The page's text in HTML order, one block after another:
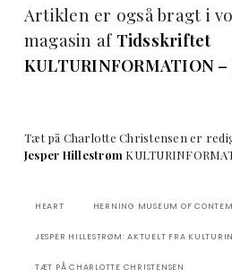
Artiklen er også bragt i
magasin af Tidsskriftet
KULTURINFORMATION
Tæt på Charlotte Christensen er
Jesper Hillestrøm
HEART HERNING MUSEUM OF
JESPER HILLESTRØM: AKTUELT FRA
TÆT PÅ CHARLOTTE CHRISTENSEN